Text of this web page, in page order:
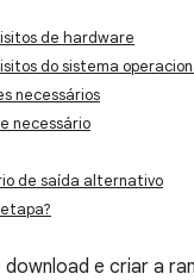
de hardware
do sistema
necessários
necessário
de saída alternativo
e criar a